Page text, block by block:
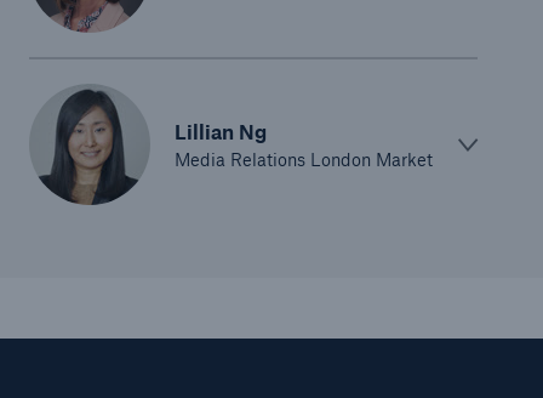
Lillian Ng
Media Relations London Market